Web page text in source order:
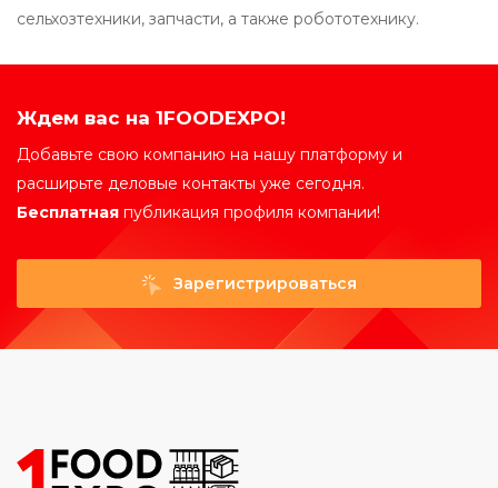
сельхозтехники, запчасти, а также робототехнику.
Ждем вас на 1FOODEXPO!
Добавьте свою компанию на нашу платформу и
расширьте деловые контакты уже сегодня.
Бесплатная публикация профиля компании!
Зарегистрироваться